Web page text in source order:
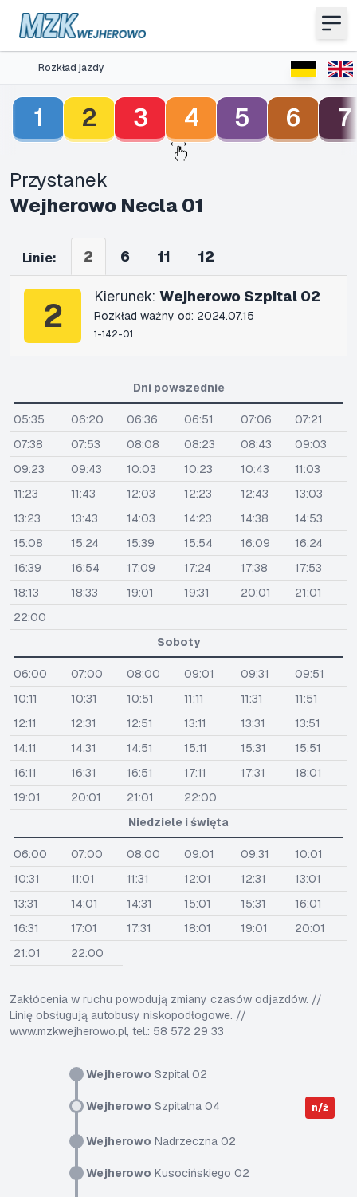
Rozkład jazdy
1 2 3 4 5 6 7
Przystanek
Wejherowo Necla 01
Linie: 2 6 11 12
2 Kierunek: Wejherowo Szpital 02
Rozkład ważny od: 2024.07.15
1-142-01
Wejherowo Szpital 02
Wejherowo Szpitalna 04 n/ż
Wejherowo Nadrzeczna 02
Wejherowo Kusocińskiego 02
Dni powszednie
05:35 06:20 06:36 06:51 07:06
07:21
07:38
07:53 08:08 08:23 08:43
09:03
09:23
09:43 10:03 10:23 10:43
11:03
11:23
11:43 12:03 12:23 12:43
13:03
13:23
13:43 14:03 14:23 14:38
14:53
15:08
15:24 15:39 15:54 16:09
16:24
16:39
16:54 17:09 17:24 17:38
17:53
18:13
18:33 19:01 19:31 20:01
21:01
22:00
Soboty
06:00 07:00 08:00 09:01 09:31
09:51
10:11
10:31 10:51 11:11 11:31
11:51
12:11
12:31 12:51 13:11 13:31
13:51
14:11
14:31 14:51 15:11 15:31
15:51
16:11
16:31 16:51 17:11 17:31
18:01
19:01
20:01 21:01
22:00
Niedziele i święta
06:00 07:00 08:00 09:01 09:31
10:01
10:31
11:01 11:31 12:01 12:31
13:01
13:31
14:01 14:31 15:01 15:31
16:01
16:31
17:01 17:31 18:01 19:01
20:01
21:01
22:00
Zakłócenia w ruchu powodują zmiany czasów odjazdów. //
Linię obsługują autobusy niskopodłogowe. //
www.mzkwejherowo.pl, tel.: 58 572 29 33